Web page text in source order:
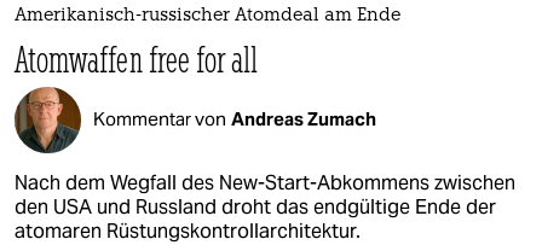
Amerikanisch-russischer Atomdeal am Ende
Atomwaffen free for all
Kommentar von Andreas Zumach
Nach dem Wegfall des New-Start-Abkommens zwischen
den USA und Russland droht das endgültige Ende der
atomaren Rüstungskontrollarchitektur.